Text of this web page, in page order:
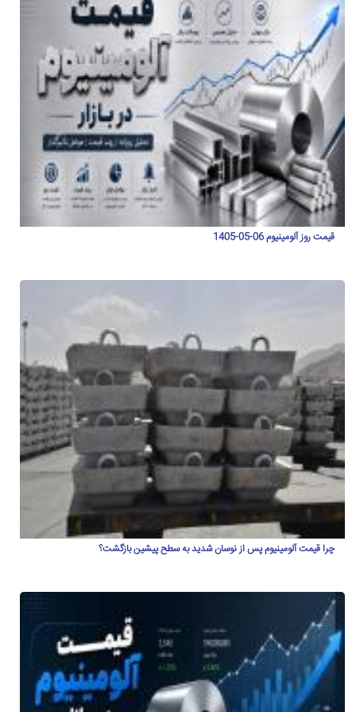
قیمت روز آلومینیوم 06-05-1405
چرا قیمت آلومینیوم پس از نوسان شدید به سطح پیشین بازگشت؟